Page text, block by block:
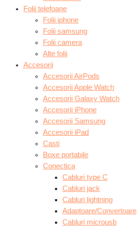
Folii telefoane
Folii iphone
Folii samsung
Folii camera
Alte folii
Accesorii
Accesorii AirPods
Accesorii Apple Watch
Accesorii Galaxy Watch
Accesorii iPhone
Accesorii Samsung
Accesorii iPad
Casti
Boxe portabile
Conectica
Cabluri type C
Cabluri jack
Cabluri lightning
Adaptoare/Convertoare
Cabluri microusb